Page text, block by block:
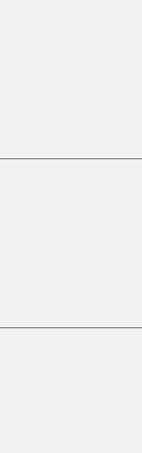
社規程に基づき決
経験者採用の場
験に応じた金額と
（CS職）：月給25
300,000円（大学